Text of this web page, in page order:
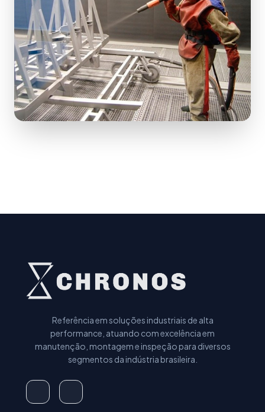
Referência em soluções industriais de alta
performance, atuando com excelência em
manutenção, montagem e inspeção para diversos
segmentos da indústria brasileira.